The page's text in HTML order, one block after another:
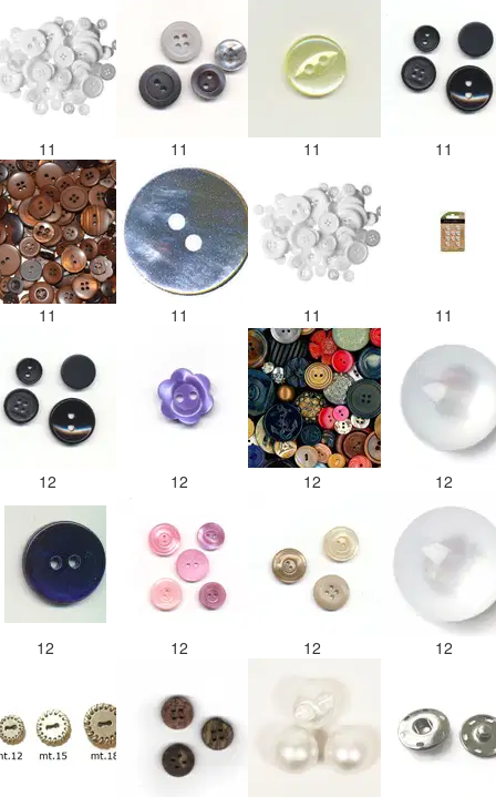
11 11 11 11
11 11 11 11
12 12 12 12
12 12 12 12